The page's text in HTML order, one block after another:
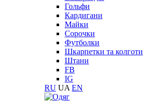
Гольфи
Кардигани
Майки
Сорочки
Футболки
Шкарпетки та колготи
Штани
FB
IG
RU UA EN